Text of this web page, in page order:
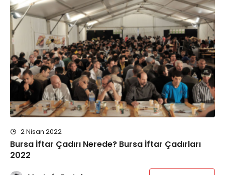
2 Nisan 2022
Bursa İftar Çadırı Nerede? Bursa İftar Çadırları
2022